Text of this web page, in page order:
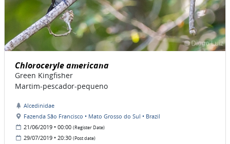
Chloroceryle americana
Green Kingfisher
Martim-pescador-pequeno
Alcedinidae
Fazenda São Francisco • Mato Grosso do Sul • Brazil
21/06/2019 • 00:00 (Register Date)
29/07/2019 • 20:30 (Post date)